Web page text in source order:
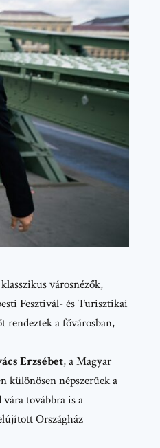
városnézők,
Fesztivál- és Turisztikai
rendeztek a fővárosban,
Erzsébet, aMagyar
különösen népszerűek a
továbbra is a
Országház